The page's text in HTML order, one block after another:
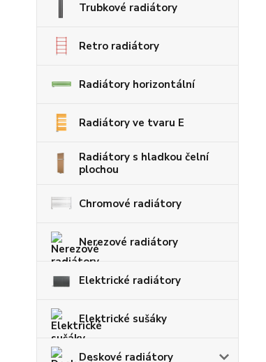
Trubkové radiátory
Retro radiátory
Radiátory horizontální
Radiátory ve tvaru E
Radiátory s hladkou čelní
plochou
Chromové radiátory
Nerezové radiátory
Elektrické radiátory
Elektrické sušáky
Deskové radiátory